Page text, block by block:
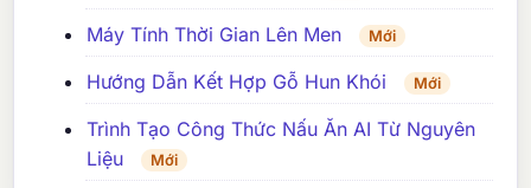
Máy Tính Thời Gian Lên Men Mới
Hướng Dẫn Kết Hợp Gỗ Hun Khói Mới
Trình Tạo Công Thức Nấu Ăn AI Từ Nguyên
Liệu
Mới